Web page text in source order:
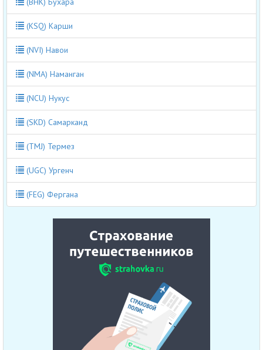
(KSQ) Карши
(NVI) Навои
(NMA) Наманган
(NCU) Нукус
(SKD) Самарканд
(TMJ) Термез
(UGC) Ургенч
(FEG) Фергана